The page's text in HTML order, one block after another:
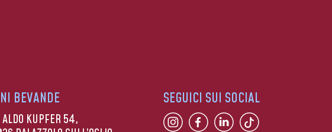
BEVANDE
KUPFER 54,
SEGUICI SUI SOCIAL